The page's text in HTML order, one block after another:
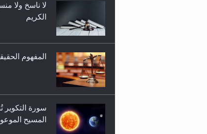
هل يجوز فتح
للمحجبات
لا ناسخ ولا
الكريم
المفهوم
سورة التكوير
المسيح